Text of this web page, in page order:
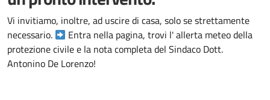
Dettagli della notizia
Vi invitiamo, inoltre, ad uscire di casa, solo se strettamente
necessario.
Entra nella pagina, trovi l' allerta meteo della
protezione civile e la nota completa del Sindaco Dott.
Antonino De Lorenzo!